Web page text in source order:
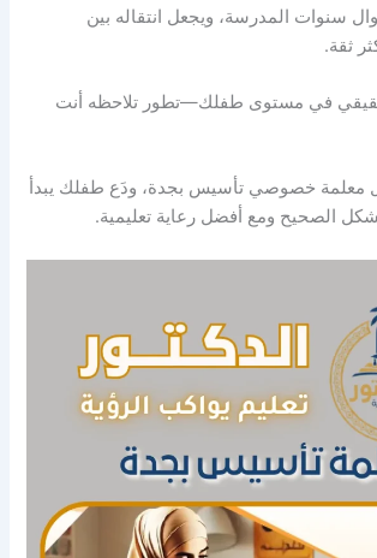
سنوات المدرسة، ويجعل انتقاله بين
ثقة.
حقيقي في مستوى طفلك—تطور تلاحظه أنت
معلمة خصوصي تأسيس بجدة، ودَع طفلك يبدأ
الصحيح ومع أفضل رعاية تعليمية.